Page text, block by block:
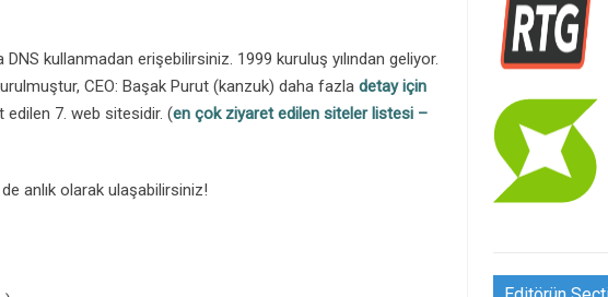
kullanmadan erişebilirsiniz. 1999 kuruluş yılından geliyor.
CEO: Başak Purut (kanzuk) daha fazla detay için
edilen 7. web sitesidir. (en çok ziyaret edilen siteler listesi –
anlık olarak ulaşabilirsiniz!